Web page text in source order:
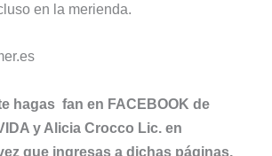
en la merienda.
hagas fan en FACEBOOK de
y Alicia Crocco Lic. en
que ingresas a dichas páginas,